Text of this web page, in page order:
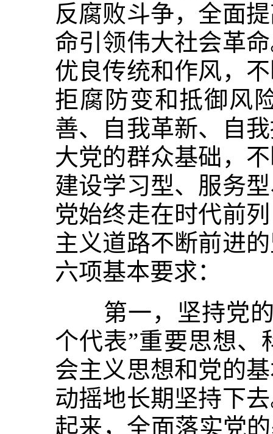
反腐败斗争，全面
命引领伟大社会革
优良传统和作风，
拒腐防变和抵御风
善、自我革新、自
大党的群众基础，
建设学习型、服务
党始终走在时代前
主义道路不断前进
六项基本要求：
第一，坚持党的
个代表”重要思想
会主义思想和党的
动摇地长期坚持下
起来，全面落实党